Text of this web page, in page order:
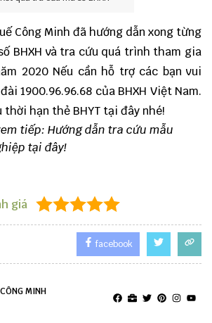
Công Minh đã hướng dẫn xong từng
BHXH và tra cứu quá trình tham gia
2020 Nếu cần hỗ trợ các bạn vui
1900.96.96.68 của BHXH Việt Nam.
thời hạn thẻ BHYT tại đây nhé!
tiếp: Hướng dẫn tra cứu mẫu
tại đây!
giá
facebook
MINH